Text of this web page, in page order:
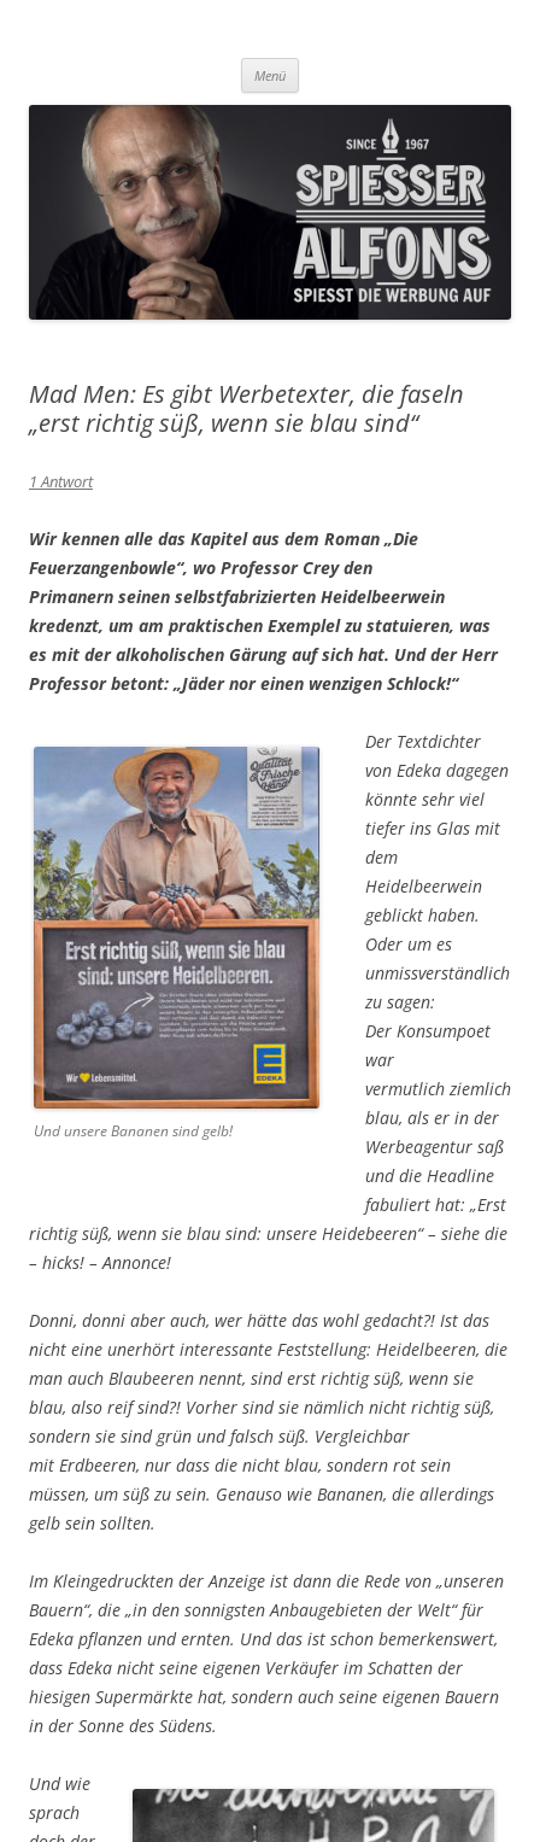
Spiesser Alfons
Menü
springen
Mad Men: Es gibt Werbetexter, die faseln
„erst richtig süß, wenn sie blau sind“
1 Antwort
Wir kennen alle das Kapitel aus dem Roman „Die
Feuerzangenbowle“, wo Professor Crey den
Primanern seinen selbstfabrizierten Heidelbeerwein
kredenzt, um am praktischen Exemplel zu statuieren, was
es mit der alkoholischen Gärung auf sich hat. Und der Herr
Professor betont: „Jäder nor einen wenzigen Schlock!“
Und unsere Bananen sind gelb!
Der Textdichter
von Edeka dagegen
könnte sehr viel
tiefer ins Glas mit
dem
Heidelbeerwein
geblickt haben.
Oder um es
unmissverständlich
zu sagen:
Der Konsumpoet
war
vermutlich ziemlich
blau, als er in der
Werbeagentur saß
und die Headline
fabuliert hat: „Erst
richtig süß, wenn sie blau sind: unsere Heidebeeren“– siehe die
– hicks! – Annonce!
Donni, donni aber auch, wer hätte das wohl gedacht?! Ist das
nicht eine unerhört interessante Feststellung: Heidelbeeren, die
man auch Blaubeeren nennt, sind erst richtig süß, wenn sie
blau, also reif sind?! Vorher sind sie nämlich nicht richtig süß,
sondern sie sind grün und falsch süß. Vergleichbar
mit Erdbeeren, nur dass die nicht blau, sondern rot sein
müssen, um süß zu sein. Genauso wie Bananen, die allerdings
gelb sein sollten.
Im Kleingedruckten der Anzeige ist dann die Rede von „unseren
Bauern“, die „in den sonnigsten Anbaugebieten der Welt“für
Edeka pflanzen und ernten. Und das ist schon bemerkenswert,
dass Edeka nicht seine eigenen Verkäufer im Schatten der
hiesigen Supermärkte hat, sondern auch seine eigenen Bauern
in der Sonne des Südens.
Und wie
sprach